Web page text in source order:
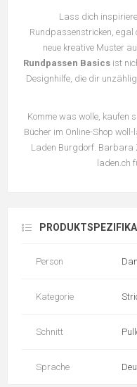
Lass dich
Rundpassenstricken, egal
neue kreative Muster
Rundpassen Basics ist
Designhilfe, die dir
Komme was wolle, kaufen
Bücher im Online-Shop
Laden Burgdorf. Barbara
laden.ch
Person
Kategorie
Schnitt
Sprache